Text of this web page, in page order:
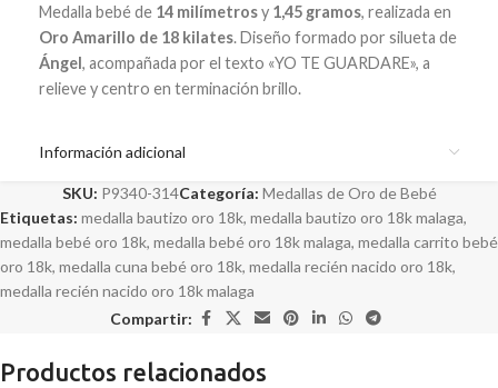
Medalla bebé de 14 milímetrosy 1,45 gramos, realizada en
Oro Amarillo de 18 kilates. Diseño formado por silueta de
Ángel, acompañada por el texto «YO TE GUARDARE», a
relieve y centro en terminación brillo.
Información adicional
SKU: P9340-314Categoría: Medallas de Oro de Bebé
Etiquetas: medalla bautizo oro 18k, medalla bautizo oro 18k malaga,
medalla bebé oro 18k, medalla bebé oro 18k malaga, medalla carrito bebé
oro 18k, medalla cuna bebé oro 18k, medalla recién nacido oro 18k,
medalla recién nacido oro 18k malaga
Compartir:
Productos relacionados